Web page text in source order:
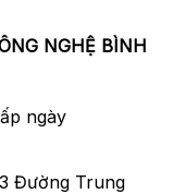
NGHỆ BÌNH
ngày
Đường Trung